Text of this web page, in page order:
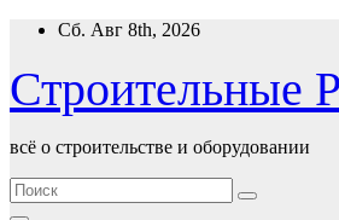
Перейти
содержимому
Сб. Авг 8th, 2026
Строительные
всё о строительстве и оборудовании